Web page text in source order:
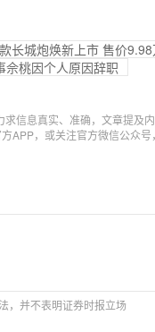
长城炮焕新上市 售价
佘桃因个人原因辞职
求信息真实、准确，文章提及
方APP，或关注官方微信公众
，并不表明证券时报立场